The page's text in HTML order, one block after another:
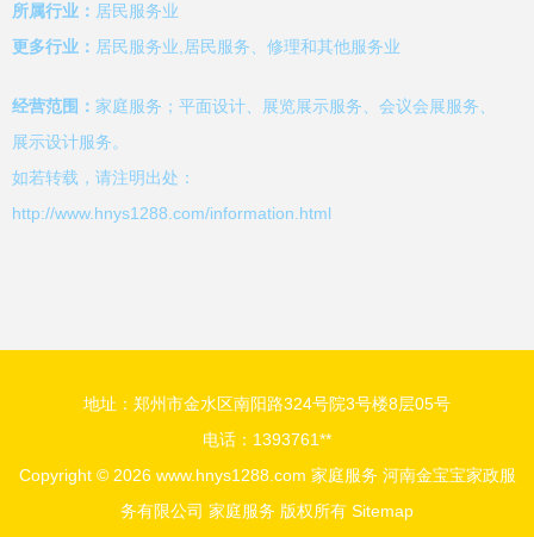
所属行业： 居民服务业
更多行业： 居民服务业,居民服务、修理和其他服务业
经营范围： 家庭服务；平面设计、展览展示服务、会议会展服务、
展示设计服务。
如若转载，请注明出处：
http://www.hnys1288.com/information.html
地址：郑州市金水区南阳路324号院3号楼8层05号
电话：1393761**
Copyright © 2026 www.hnys1288.com 家庭服务 河南金宝宝家政服
务有限公司 家庭服务 版权所有 Sitemap